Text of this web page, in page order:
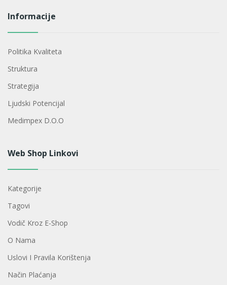
Informacije
Politika Kvaliteta
Struktura
Strategija
Ljudski Potencijal
Medimpex D.o.o
Web Shop Linkovi
Kategorije
Tagovi
Vodič Kroz E-Shop
O Nama
Uslovi I Pravila Korištenja
Način Plaćanja